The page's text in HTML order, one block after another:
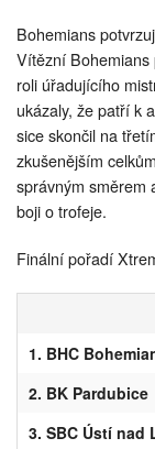
Bohemians
Vítězní Bohemians
roli úřadujícího
ukázaly, že patří k
sice skončil na
zkušenějším
správným směrem
boji o trofeje.
Finální pořadí
1. BHC
2. BK Pardubice
3. SBC Ústí nad